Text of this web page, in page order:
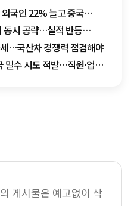
국인 22% 늘고 중국
동시 공략…실적 반등
…국산차 경쟁력 점검해야
밀수 시도 적발…직원·업체